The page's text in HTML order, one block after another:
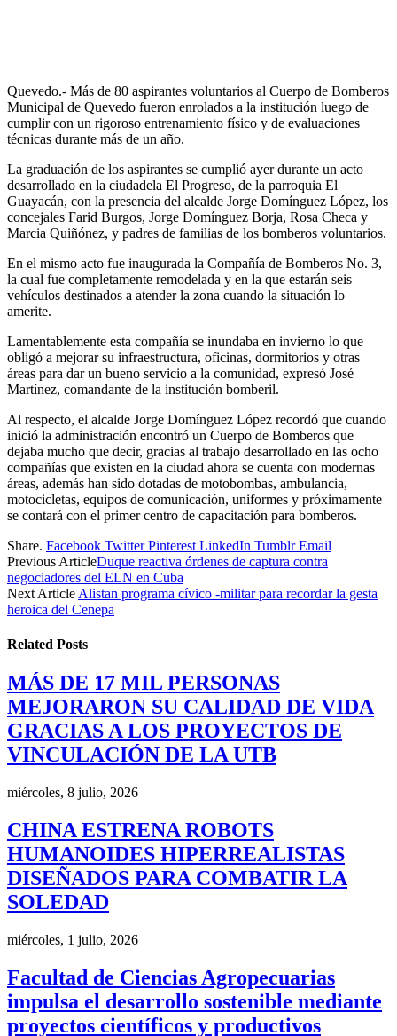
Quevedo.- Más de 80 aspirantes voluntarios al Cuerpo de Bomberos
Municipal de Quevedo fueron enrolados a la institución luego de
cumplir con un rigoroso entrenamiento físico y de evaluaciones
técnicas durante más de un año.
La graduación de los aspirantes se cumplió ayer durante un acto
desarrollado en la ciudadela El Progreso, de la parroquia El
Guayacán, con la presencia del alcalde Jorge Domínguez López, los
concejales Farid Burgos, Jorge Domínguez Borja, Rosa Checa y
Marcia Quiñónez, y padres de familias de los bomberos voluntarios.
En el mismo acto fue inaugurada la Compañía de Bomberos No. 3,
la cual fue completamente remodelada y en la que estarán seis
vehículos destinados a atender la zona cuando la situación lo
amerite.
Lamentablemente esta compañía se inundaba en invierno lo que
obligó a mejorar su infraestructura, oficinas, dormitorios y otras
áreas para dar un bueno servicio a la comunidad, expresó José
Martínez, comandante de la institución bomberil.
Al respecto, el alcalde Jorge Domínguez López recordó que cuando
inició la administración encontró un Cuerpo de Bomberos que
dejaba mucho que decir, gracias al trabajo desarrollado en las ocho
compañías que existen en la ciudad ahora se cuenta con modernas
áreas, además han sido dotadas de motobombas, ambulancia,
motocicletas, equipos de comunicación, uniformes y próximamente
se contará con el primer centro de capacitación para bomberos.
Share. Facebook Twitter Pinterest LinkedIn Tumblr Email
Previous ArticleDuque reactiva órdenes de captura contra
negociadores del ELN en Cuba
Next Article Alistan programa cívico -militar para recordar la gesta
heroica del Cenepa
Related Posts
MÁS DE 17 MIL PERSONAS
MEJORARON SU CALIDAD DE VIDA
GRACIAS A LOS PROYECTOS DE
VINCULACIÓN DE LA UTB
miércoles, 8 julio, 2026
CHINA ESTRENA ROBOTS
HUMANOIDES HIPERREALISTAS
DISEÑADOS PARA COMBATIR LA
SOLEDAD
miércoles, 1 julio, 2026
Facultad de Ciencias Agropecuarias
impulsa el desarrollo sostenible mediante
proyectos científicos y productivos